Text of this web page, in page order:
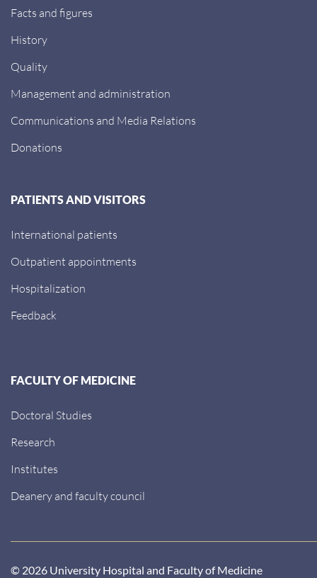
Facts and figures
History
Quality
Management and administration
Communications and Media Relations
Donations
PATIENTS AND VISITORS
International patients
Outpatient appointments
Hospitalization
Feedback
FACULTY OF MEDICINE
Doctoral Studies
Research
Institutes
Deanery and faculty council
© 2026 University Hospital and Faculty of Medicine